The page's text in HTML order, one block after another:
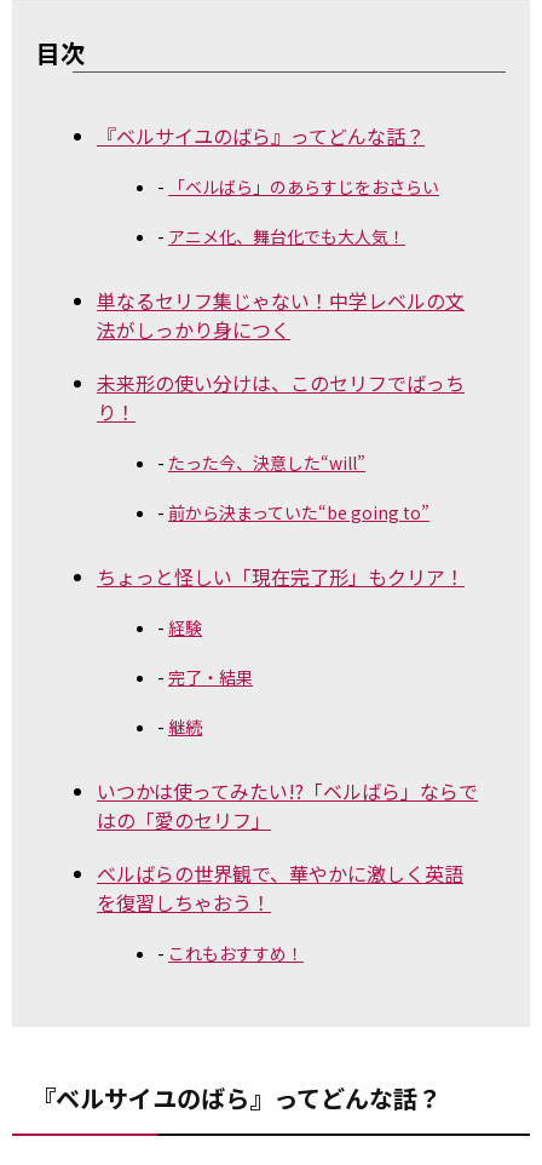
目次
『ベルサイユのばら』ってどんな話？
「ベルばら」のあらすじをおさらい
アニメ化、舞台化でも大人気！
単なるセリフ集じゃない！中学レベルの文
法がしっかり身につく
未来形の使い分けは、このセリフでばっち
り！
たった今、決意した“will”
前から決まっていた“be going to”
ちょっと怪しい「現在完了形」もクリア！
経験
完了・結果
継続
いつかは使ってみたい!?「ベルばら」ならで
はの「愛のセリフ」
ベルばらの世界観で、華やかに激しく英語
を復習しちゃおう！
これもおすすめ！
『ベルサイユのばら』ってどんな話？